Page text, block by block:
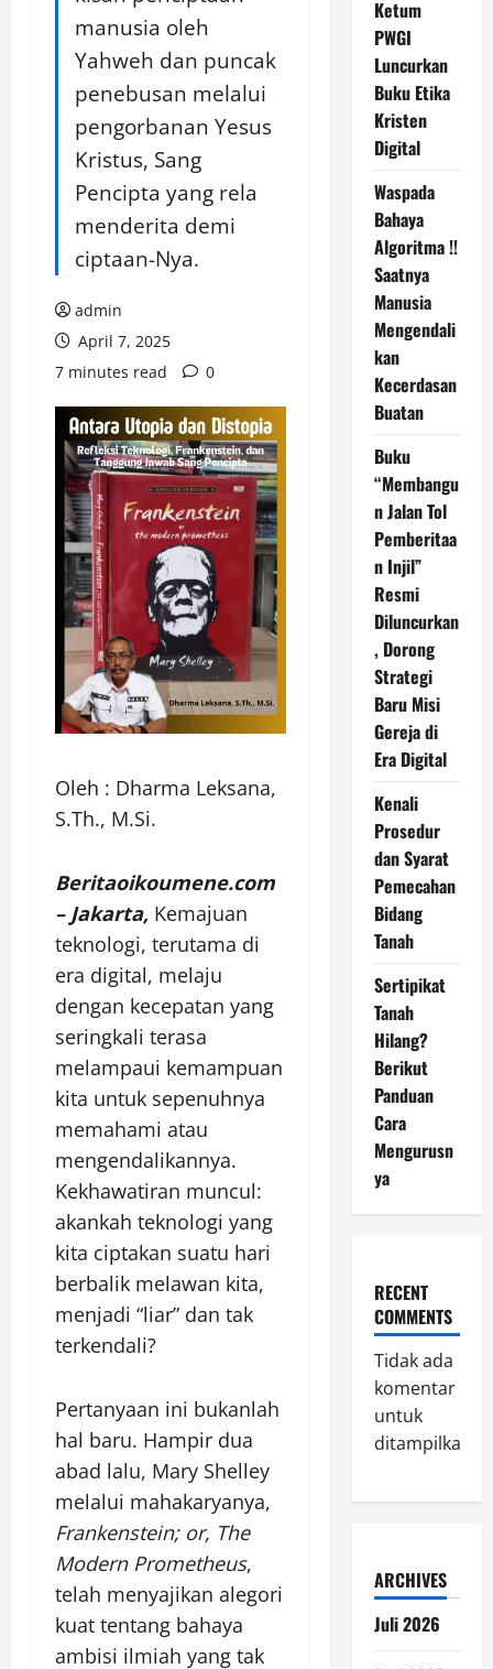
manusia oleh
Yahweh dan puncak
penebusan melalui
pengorbanan Yesus
Kristus, Sang
Pencipta yang rela
menderita demi
ciptaan-Nya.
admin
April 7, 2025
7 minutes read
0
Oleh : Dharma Leksana,
S.Th., M.Si.
Beritaoikoumene.com
– Jakarta, Kemajuan
teknologi, terutama di
era digital, melaju
dengan kecepatan yang
seringkali terasa
melampaui kemampuan
kita untuk sepenuhnya
memahami atau
mengendalikannya.
Kekhawatiran muncul:
akankah teknologi yang
kita ciptakan suatu hari
berbalik melawan kita,
menjadi “liar” dan tak
terkendali?
Pertanyaan ini bukanlah
hal baru. Hampir dua
abad lalu, Mary Shelley
melalui mahakaryanya,
Frankenstein; or, The
Modern Prometheus,
telah menyajikan alegori
kuat tentang bahaya
ambisi ilmiah yang tak
Ketum
PWGI
Luncurkan
Buku Etika
Kristen
Digital
Waspada
Bahaya
Algoritma !!
Saatnya
Manusia
Mengendali
kan
Kecerdasan
Buatan
Buku
“Membangu
n Jalan Tol
Pemberitaa
n Injil”
Resmi
Diluncurkan
, Dorong
Strategi
Baru Misi
Gereja di
Era Digital
Kenali
Prosedur
dan Syarat
Pemecahan
Bidang
Tanah
Sertipikat
Tanah
Hilang?
Berikut
Panduan
Cara
Mengurusn
ya
RECENT
COMMENTS
Tidak ada
komentar
untuk
ditampilkan.
ARCHIVES
Juli 2026